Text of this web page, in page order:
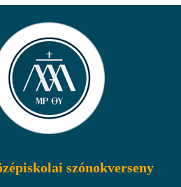
szónokverseny